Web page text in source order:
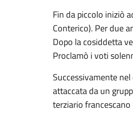
Fin da piccolo iniziò
Conterico). Per due
Dopo la cosiddetta
Proclamò i voti
Successivamente
attaccata da un
terziario francescano